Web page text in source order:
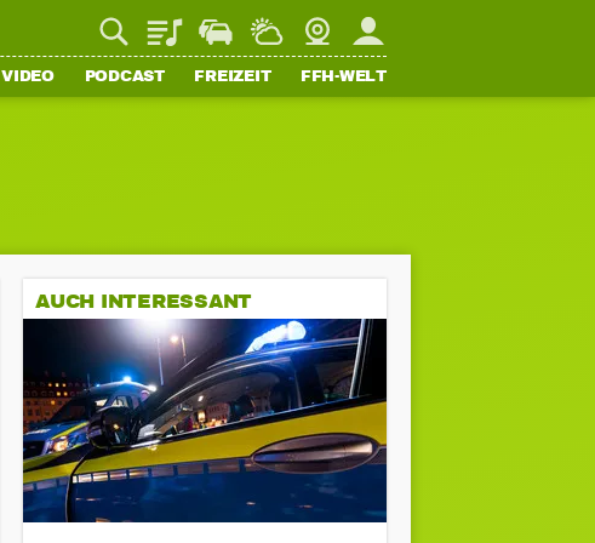
PlaylistStaupilotWetterWebcamMein FFH
VIDEO PODCAST FREIZEIT FFH-WELT
AUCH INTERESSANT